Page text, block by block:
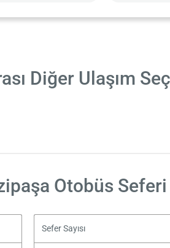
Diğer Ulaşım
Otobüs Seferi
Sefer Sayısı